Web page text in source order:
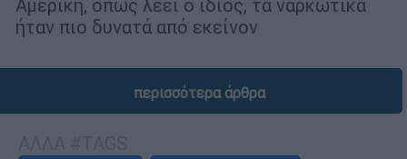
Αμερική, όπως λέει ο ίδιος, τα ναρκωτικά
ήταν πιο δυνατά από εκείνον
περισσότερα άρθρα